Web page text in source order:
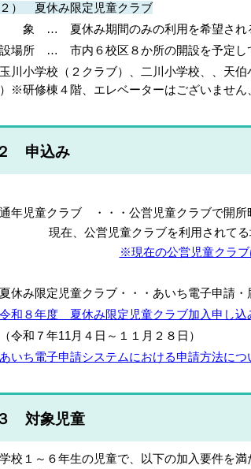
２） 夏休み限定児童クラブ
象 … 夏休み期間のみの利用を希望され
場所 … 市内６校区８か所の開設を予定し
玉川小学校（２クラブ）、二川小学校、、天伯
※研修棟４階、エレベーターはございません
申込み
年児童クラブ ・・・公営児童クラブで開所
現在、公営児童クラブを利用されてる
※現在の公営児童クラブ
休み限定児童クラブ・・・あいち電子申請
令和８年度 夏休み限定児童クラブ加入申し込
令和７年11月４日～１１月２８日 ）
あいち電子申請システムにおける申請方法につ
対象児童
校１～６年生の児童で、以下の加入要件を満